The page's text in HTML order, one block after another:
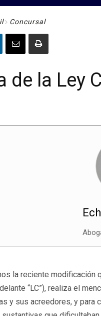
Concursal
de la Ley
la reciente modificación
“LC”), realiza el
y sus acreedores, y para